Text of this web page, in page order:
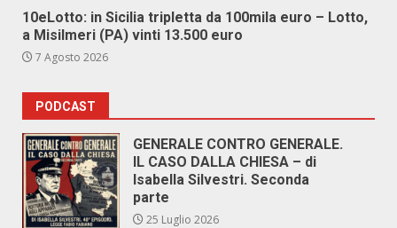
10eLotto: in Sicilia tripletta da 100mila euro – Lotto,
a Misilmeri (PA) vinti 13.500 euro
7 Agosto 2026
PODCAST
GENERALE CONTRO GENERALE.
IL CASO DALLA CHIESA – di
Isabella Silvestri. Seconda
parte
25 Luglio 2026